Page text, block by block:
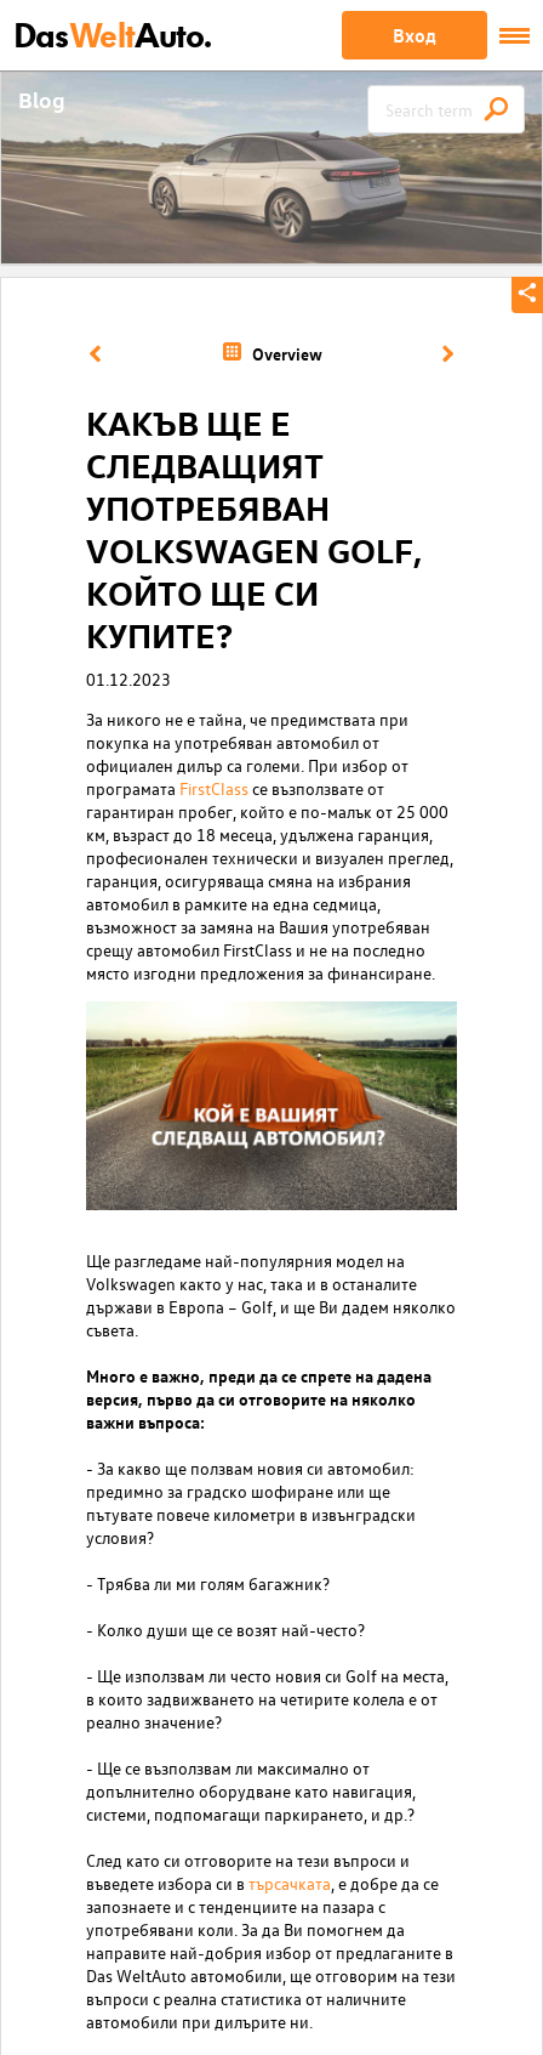
DasWeltAuto. Вход
Blog
Overview
КАКЪВ ЩЕ Е
СЛЕДВАЩИЯТ
УПОТРЕБЯВАН
VOLKSWAGEN GOLF,
КОЙТО ЩЕ СИ
КУПИТЕ?
01.12.2023
За никого не е тайна, че предимствата при
покупка на употребяван автомобил от
официален дилър са големи. При избор от
програмата FirstClassсе възползвате от
гарантиран пробег, който е по-малък от 25 000
км, възраст до 18 месеца, удължена гаранция,
професионален технически и визуален преглед,
гаранция, осигуряваща смяна на избрания
автомобил в рамките на една седмица,
възможност за замяна на Вашия употребяван
срещу автомобил FirstClass и не на последно
място изгодни предложения за финансиране.
Ще разгледаме най-популярния модел на
Volkswagen както у нас, така и в останалите
държави в Европа – Golf, и ще Ви дадем няколко
съвета.
Много е важно, преди да се спрете на дадена
версия, първо да си отговорите на няколко
важни въпроса:
- За какво ще ползвам новия си автомобил:
предимно за градско шофиране или ще
пътувате повече километри в извънградски
условия?
- Трябва ли ми голям багажник?
- Колко души ще се возят най-често?
- Ще използвам ли често новия си Golf на места,
в които задвижването на четирите колела е от
реално значение?
- Ще се възползвам ли максимално от
допълнително оборудване като навигация,
системи, подпомагащи паркирането, и др.?
След като си отговорите на тези въпроси и
въведете избора си в търсачката, е добре да се
запознаете и с тенденциите на пазара с
употребявани коли. За да Ви помогнем да
направите най-добрия избор от предлаганите в
Das WeltAuto автомобили, ще отговорим на тези
въпроси с реална статистика от наличните
автомобили при дилърите ни.